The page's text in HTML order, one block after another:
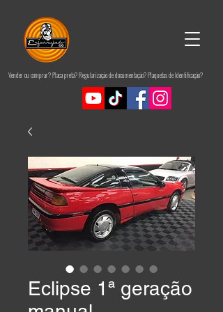
Vender ou comprar? Placa preta? Regularização de documentação? Plaquetas de Identificação?
Eclipse 1ª geração